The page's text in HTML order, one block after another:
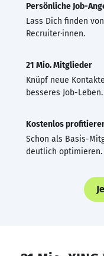
Persönliche Job-
Lass Dich finden
Recruiter·innen.
21 Mio. Mitglieder
Knüpf neue
besseres Job-Leben.
Kostenlos
Schon als Basis-
deutlich optimieren.